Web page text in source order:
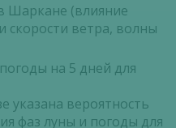
Шаркане (влияние
скорости ветра, волны
на 5 дней для
указана вероятность
фаз луны и погоды для